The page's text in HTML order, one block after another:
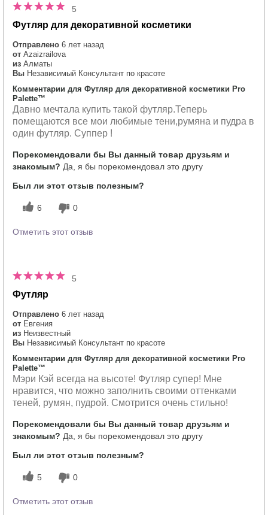
5
Футляр для декоративной косметики
Отправлено 6 лет назад
от Azaizrailova
из Алматы
Вы Независимый Консультант по красоте
Комментарии для Футляр для декоративной косметики Pro
Palette™
Давно мечтала купить такой футляр.Теперь
помещаются все мои любимые тени,румяна и пудра в
один футляр. Суппер !
Порекомендовали бы Вы данный товар друзьям и
знакомым? Да, я бы порекомендовал это другу
Был ли этот отзыв полезным?
6 0
Отметить этот отзыв
5
Футляр
Отправлено 6 лет назад
от Евгения
из Неизвестный
Вы Независимый Консультант по красоте
Комментарии для Футляр для декоративной косметики Pro
Palette™
Мэри Кэй всегда на высоте! Футляр супер! Мне
нравится, что можно заполнить своими оттенками
теней, румян, пудрой. Смотрится очень стильно!
Порекомендовали бы Вы данный товар друзьям и
знакомым? Да, я бы порекомендовал это другу
Был ли этот отзыв полезным?
5 0
Отметить этот отзыв